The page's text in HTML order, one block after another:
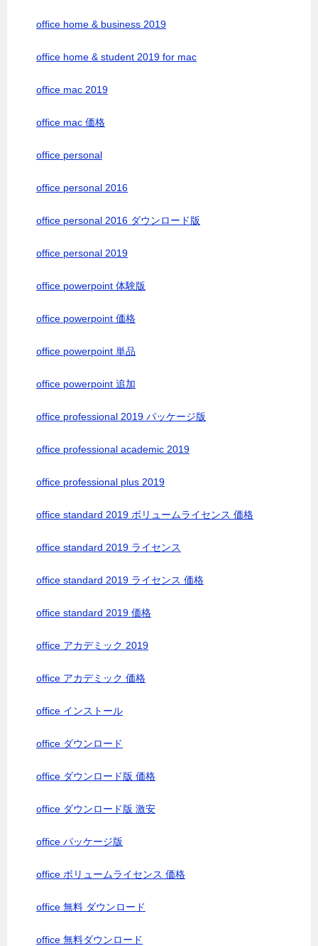
office home & business 2019
office home & student 2019 for mac
office mac 2019
office mac 価格
office personal
office personal 2016
office personal 2016 ダウンロード版
office personal 2019
office powerpoint 体験版
office powerpoint 価格
office powerpoint 単品
office powerpoint 追加
office professional 2019 パッケージ版
office professional academic 2019
office professional plus 2019
office standard 2019 ボリュームライセンス 価格
office standard 2019 ライセンス
office standard 2019 ライセンス 価格
office standard 2019 価格
office アカデミック 2019
office アカデミック 価格
office インストール
office ダウンロード
office ダウンロード版 価格
office ダウンロード版 激安
office パッケージ版
office ボリュームライセンス 価格
office 無料 ダウンロード
office 無料ダウンロード